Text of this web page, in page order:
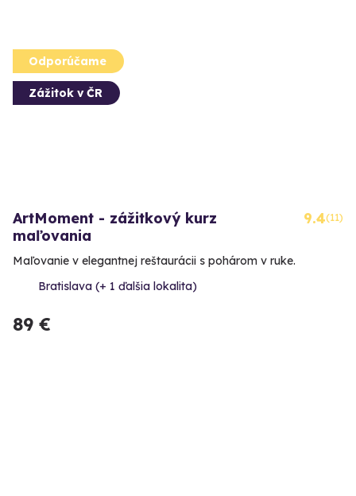
Odporúčame
Zážitok v ČR
ArtMoment - zážitkový kurz
maľovania
9.4(11)
Maľovanie v elegantnej reštaurácii s pohárom v ruke.
Bratislava (+ 1 ďalšia lokalita)
89 €